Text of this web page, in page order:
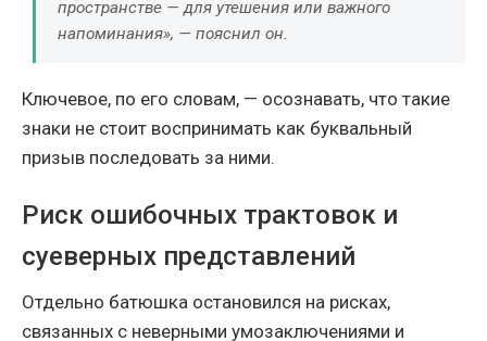
пространстве — для утешения или важного
напоминания», — пояснил он.
Ключевое, по его словам, — осознавать, что такие
знаки не стоит воспринимать как буквальный
призыв последовать за ними.
Риск ошибочных трактовок и
суеверных представлений
Отдельно батюшка остановился на рисках,
связанных с неверными умозаключениями и